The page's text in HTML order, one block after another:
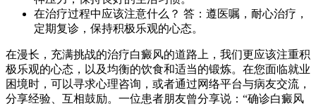
在治疗过程中应该注意什么？ 答：遵医嘱，耐心治疗，
定期复诊，保持积极乐观的心态。
在漫长，充满挑战的治疗白癜风的道路上，我们更应该注重积
极乐观的心态，以及均衡的饮食和适当的锻炼。在您面临就业
困境时，可以寻求心理咨询，或者通过网络平台与病友交流，
分享经验、互相鼓励。一位患者朋友曾分享说：“确诊白癜风